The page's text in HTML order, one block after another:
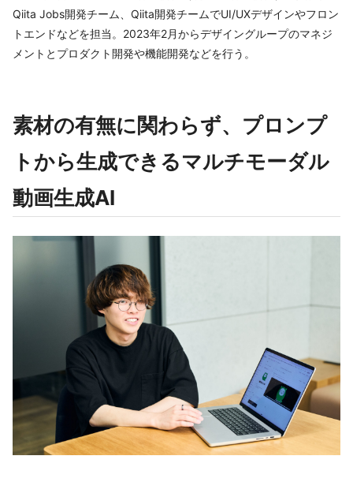
Qiita Jobs開発チーム、Qiita開発チームでUI/UXデザインやフロン
トエンドなどを担当。2023年2月からデザイングループのマネジ
メントとプロダクト開発や機能開発などを行う。
素材の有無に関わらず、プロンプ
トから生成できるマルチモーダル
動画生成AI